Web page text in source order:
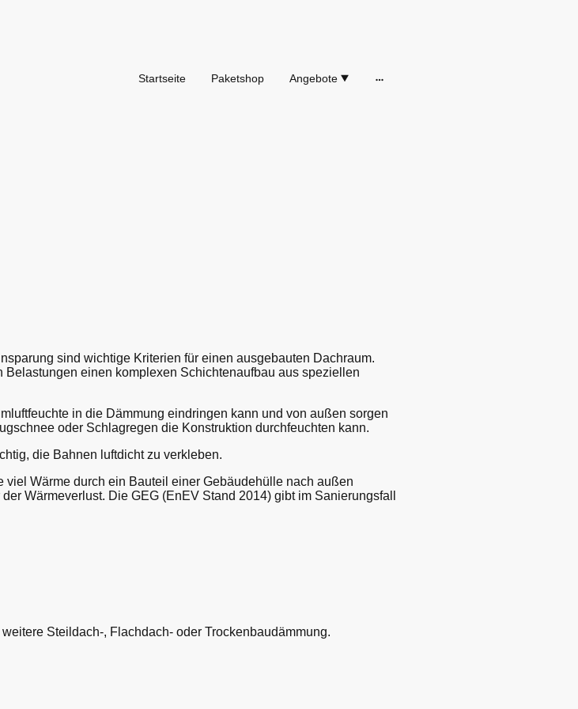
Startseite Paketshop Angebote
sind wichtige Kriterien für einen ausgebauten Dachraum.
einen komplexen Schichtenaufbau aus speziellen
in die Dämmung eindringen kann und von außen sorgen
oder Schlagregen die Konstruktion durchfeuchten kann.
die Bahnen luftdicht zu verkleben.
Wärme durch ein Bauteil einer Gebäudehülle nach außen
Wärmeverlust. Die GEG (EnEV Stand 2014) gibt im Sanierungsfall
Steildach-, Flachdach- oder Trockenbaudämmung.